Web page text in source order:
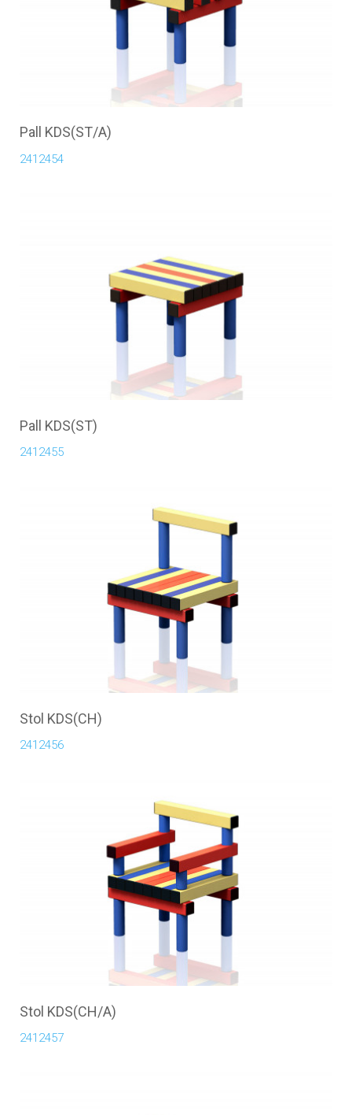
Pall KDS(ST/A)
2412454
Pall KDS(ST)
2412455
Stol KDS(CH)
2412456
Stol KDS(CH/A)
2412457